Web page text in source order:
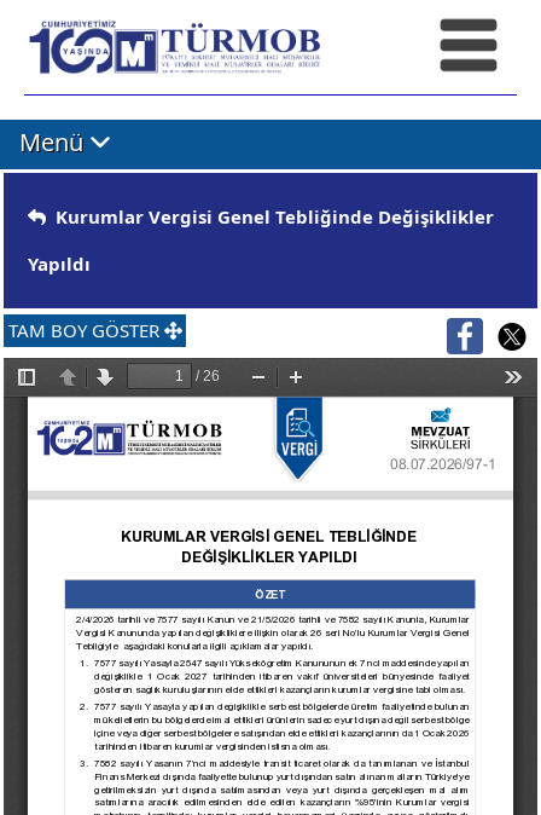
Menü
Kurumlar Vergisi Genel Tebliğinde Değişiklikler
Yapıldı
TAM BOY GÖSTER